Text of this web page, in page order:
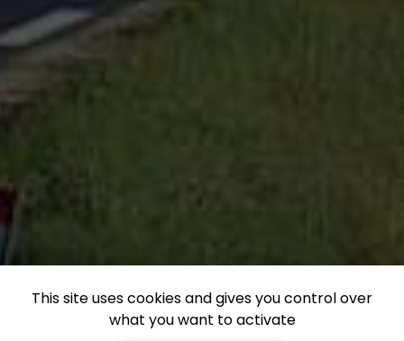
This site uses cookies and gives you control over
what you want to activate